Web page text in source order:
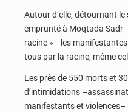
Autour d’elle, détournant
emprunté à Moqtada Sadr
racine »– les
tous par la racine, même
Les près de 550 morts et
d’intimidations
manifestants et violences–